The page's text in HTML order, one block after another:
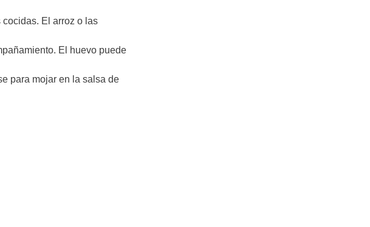
cocidas. El arroz o las
El huevo puede
para mojar en la salsa de